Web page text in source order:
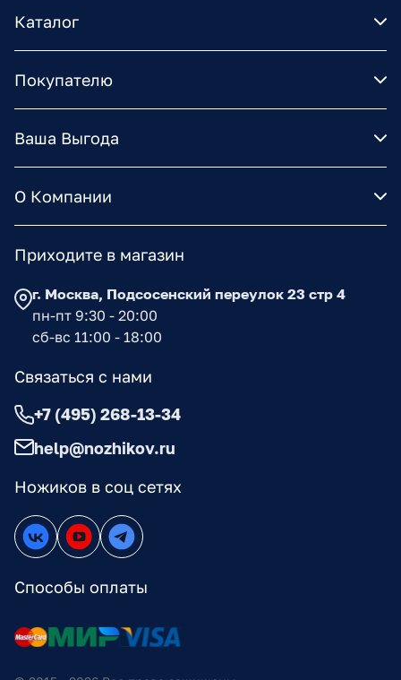
Каталог
Покупателю
Ваша Выгода
О Компании
Ножиков в соц сетях
Способы оплаты
Приходите в магазин
г. Москва, Подсосенский переулок 23 стр 4
пн-пт 9:30 - 20:00
сб-вс 11:00 - 18:00
Связаться с нами
+7 (495) 268-13-34
help@nozhikov.ru